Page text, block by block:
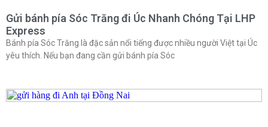
Gửi bánh pía Sóc Trăng đi Úc Nhanh Chóng Tại LHP
Express
Bánh pía Sóc Trăng là đặc sản nổi tiếng được nhiều người Việt tại Úc
yêu thích. Nếu bạn đang cần gửi bánh pía Sóc